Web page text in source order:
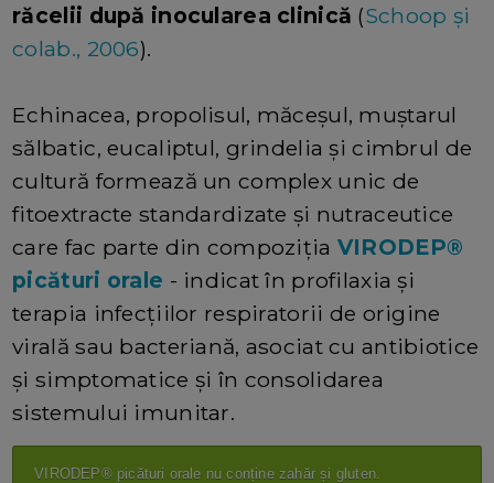
răcelii după inocularea clinică (Schoop și
colab., 2006).
Echinacea, propolisul, măceșul, muștarul
sălbatic, eucaliptul, grindelia și cimbrul de
cultură formează un complex unic de
fitoextracte standardizate și nutraceutice
care fac parte din compoziția VIRODEP®
picături orale - indicat în profilaxia și
terapia infecțiilor respiratorii de origine
virală sau bacteriană, asociat cu antibiotice
și simptomatice și în consolidarea
sistemului imunitar.
VIRODEP® picături orale nu conține zahăr și gluten.